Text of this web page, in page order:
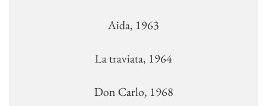
Aida, 1963
La traviata, 1964
Don Carlo, 1968